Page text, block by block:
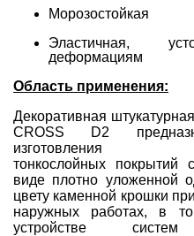
Морозостойкая
Эластичная,
деформациям
Область применения:
Декоративная
CROSS D2
изготовления
тонкослойных покрытий
виде плотно уложенной
цвету каменной крошки
наружных работах, в
устройстве